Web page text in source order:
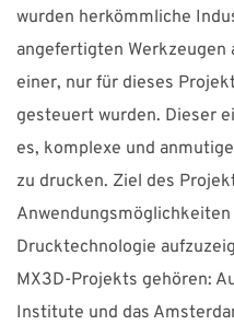
wurden herkömmliche
angefertigten
einer, nur für dieses
gesteuert wurden. Dieser
es, komplexe und
zu drucken. Ziel des
Drucktechnologie
MX3D-Projekts gehören:
Institute und das